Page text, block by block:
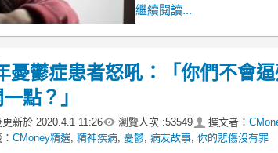
繼續閱讀...
憂鬱症患者怒吼：「你們不會
點？」
更新於 2020.4.1 11:26 瀏覽人次 :53549 撰文者：
CMoney精選 精神疾病 憂鬱 病友故事 你的悲傷沒有罪